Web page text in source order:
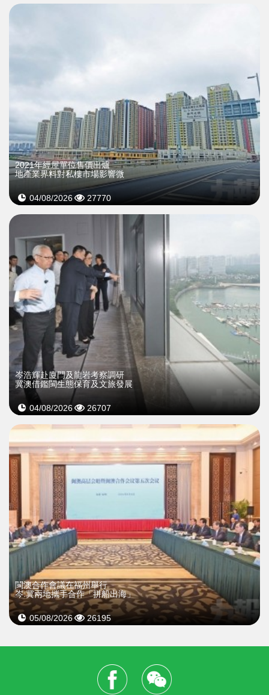
2021年經屋單位售價出爐
地產業界料對私樓市場影響微
04/08/2026 27770
岑浩輝赴廈門及龍岩考察調研
冀澳借鑑閩生態保育及文旅發展
04/08/2026 26707
閩澳合作會議在福州舉行
岑:冀兩地攜手合作「拼船出海」
05/08/2026 26195